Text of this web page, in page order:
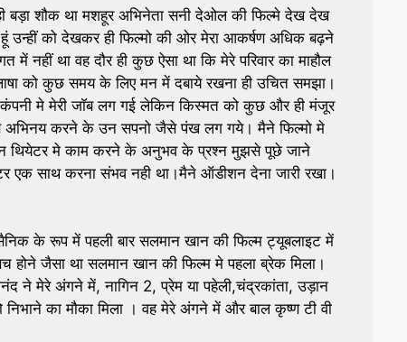
बड़ा शौक था मशहूर अभिनेता सनी देओल की फिल्मे देख देख
को देखकर ही फिल्मो की ओर मेरा आकर्षण अधिक बढ़ने
में नहीं था वह दौर ही कुछ ऐसा था कि मेरे परिवार का माहौल
को कुछ समय के लिए मन में दबाये रखना ही उचित समझा।
मे मेरी जाॅब लग गई लेकिन किस्मत को कुछ और ही मंजूर
अभिनय करने के उन सपनो जैसे पंख लग गये। मैने फिल्मो मे
थियेटर मे काम करने के अनुभव के प्रश्न मुझसे पूछे जाने
साथ करना संभव नही था।मैने ऑडीशन देना जारी रखा।
के रूप में पहली बार सलमान खान की फिल्म ट्यूबलाइट में
जैसा था सलमान खान की फिल्म मे पहला ब्रेक मिला।
ने मेरे अंगने में, नागिन 2, प्रेम या पहेली,चंद्रकांता, उड़ान
का मौका मिला । वह मेरे अंगने में और बाल कृष्ण टी वी